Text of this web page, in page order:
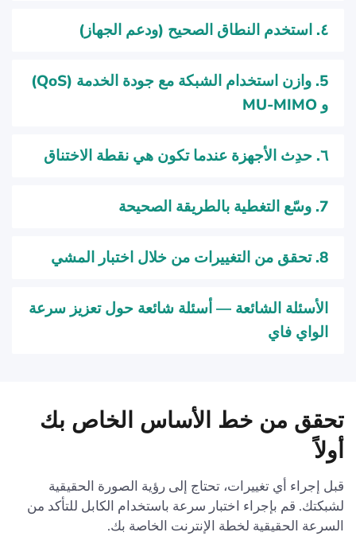
٤. استخدم النطاق الصحيح (ودعم الجهاز)
5. وازن استخدام الشبكة مع جودة الخدمة (QoS)
و MU-MIMO
٦. حدِث الأجهزة عندما تكون هي نقطة الاختناق
7. وسّع التغطية بالطريقة الصحيحة
8. تحقق من التغييرات من خلال اختبار المشي
الأسئلة الشائعة — أسئلة شائعة حول تعزيز سرعة
الواي فاي
تحقق من خط الأساس الخاص بك
أولاً
قبل إجراء أي تغييرات، تحتاج إلى رؤية الصورة الحقيقية
لشبكتك. قم بإجراء اختبار سرعة باستخدام الكابل للتأكد من
السرعة الحقيقية لخطة الإنترنت الخاصة بك.